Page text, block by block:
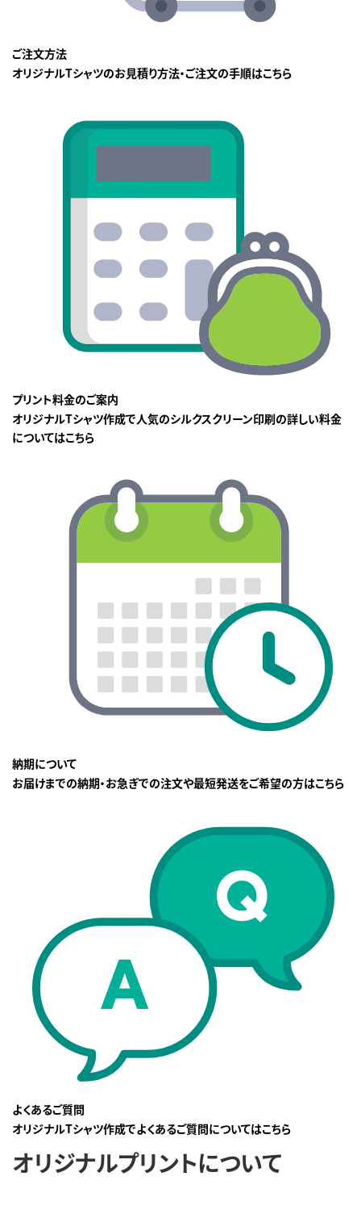
ご注文方法
オリジナルTシャツのお見積り方法・ご注文の手順はこちら
プリント料金のご案内
オリジナルTシャツ作成で人気のシルクスクリーン印刷の詳しい料金
についてはこちら
納期について
お届けまでの納期・お急ぎでの注文や最短発送をご希望の方はこちら
よくあるご質問
オリジナルTシャツ作成でよくあるご質問についてはこちら
オリジナルプリントについて